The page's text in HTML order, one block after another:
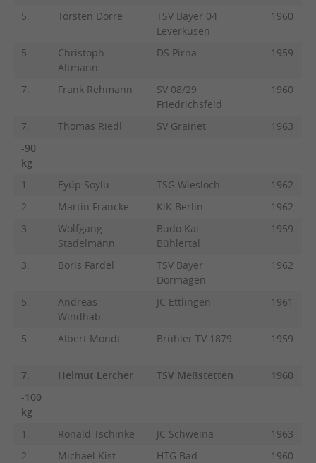
5. Torsten Dörre
TSV Bayer 04
Leverkusen
1960
5.
Christoph
Altmann
DS Pirna 1959
7. Frank Rehmann
SV 08/29
Friedrichsfeld
1960
7. Thomas Riedl SV Grainet
1963
-90
kg
1.
Eyüp Soylu TSG Wiesloch
1962
2.
Martin Francke KiK Berlin
1962
3.
Wolfgang
Stadelmann
Budo Kai
Bühlertal
1959
3. Boris Fardel
TSV Bayer
Dormagen
1962
5.
Andreas
Windhab
JC Ettlingen 1961
5. Albert Mondt Brühler TV 1879 1959
7. Helmut Lercher TSV Meßstetten
1960
-100
kg
1.
Ronald Tschinke JC Schweina
1963
2.
Michael Kist
HTG Bad
1960